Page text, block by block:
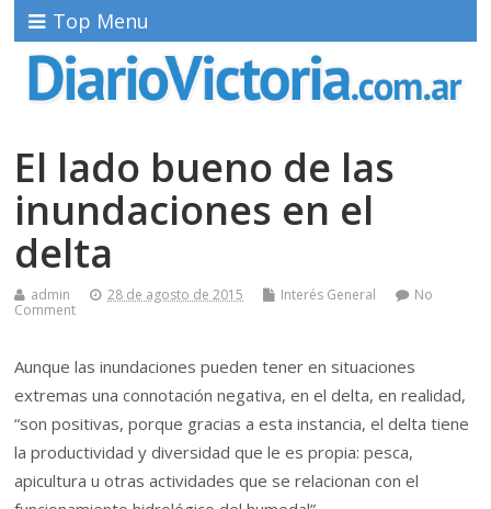
Top Menu
El lado bueno de las
inundaciones en el
delta
admin 28 de agosto de 2015 Interés General
No
Comment
Aunque las inundaciones pueden tener en situaciones
extremas una connotación negativa, en el delta, en realidad,
“son positivas, porque gracias a esta instancia, el delta tiene
la productividad y diversidad que le es propia: pesca,
apicultura u otras actividades que se relacionan con el